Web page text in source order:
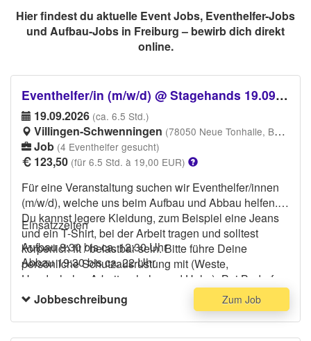
Hier findest du aktuelle Event Jobs, Eventhelfer-Jobs
und Aufbau-Jobs in Freiburg – bewirb dich direkt
online.
Eventhelfer/in (m/w/d) @ Stagehands 19.09.26 Villingen-Schwenningen
19.09.2026 (ca. 6.5 Std.)
Villingen-Schwenningen (78050 Neue Tonhalle, Bertholdstraße 7, 78050 Villingen-Schwenningen)
Job (4 Eventhelfer gesucht)
123,50 (für 6.5 Std. à 19,00 EUR)
Für eine Veranstaltung suchen wir Eventhelfer/innen
(m/w/d), welche uns beim Aufbau und Abbau helfen.
Du kannst legere Kleidung, zum Beispiel eine Jeans
und ein T-Shirt, bei der Arbeit tragen und solltest
körperlich fit / belastbar sein. Bitte führe Deine
persönliche Schutzausrüstung mit (Weste,
Handschuhe, Arbeitsschuhe und Helm)- Bei Bedarf
kann dies gestellt werden.
Einsatzzeiten
Aufbau 8:30 bis ca. 12:30 Uhr
Abbau 19:30 bis ca. 22 Uhr
Jobbeschreibung Zum Job